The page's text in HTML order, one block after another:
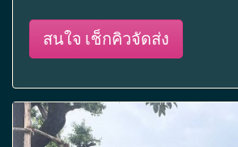
สนใจ เช็กคิวจัดส่ง